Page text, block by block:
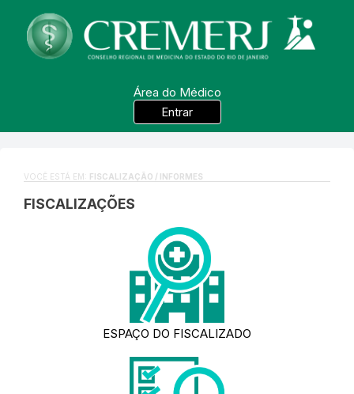
Área do Médico
Entrar
VOCÊ ESTÁ EM: FISCALIZAÇÃO / INFORMES
FISCALIZAÇÕES
ESPAÇO DO FISCALIZADO